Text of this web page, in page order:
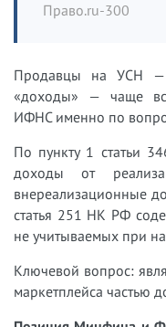
Право.ru-300
Продавцы на УСН —
«доходы» — чаще
ИФНС именно по
По пункту 1 статьи
доходы от
внереализационные
статья 251 НК РФ
не учитываемых при
Ключевой вопрос:
маркетплейса частью